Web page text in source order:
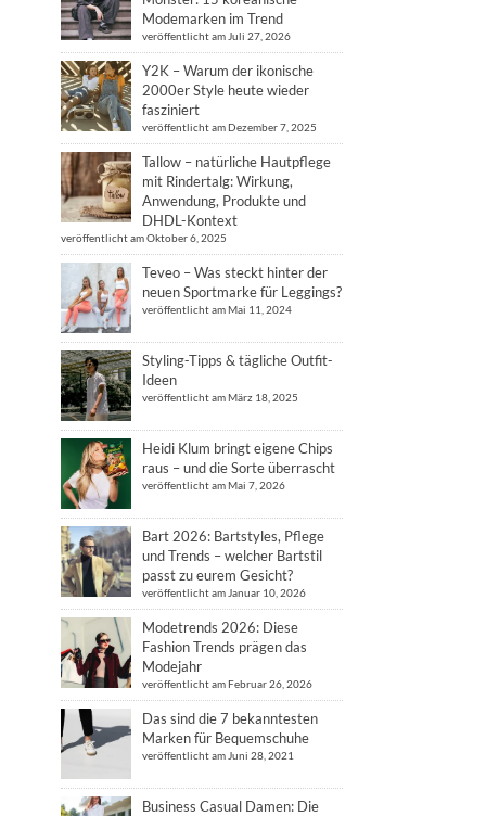
Modemarken im Trend
veröffentlicht am Juli 27, 2026
Y2K – Warum der ikonische
2000er Style heute wieder
fasziniert
veröffentlicht am Dezember 7, 2025
Tallow – natürliche Hautpflege
mit Rindertalg: Wirkung,
Anwendung, Produkte und
DHDL-Kontext
veröffentlicht am Oktober 6, 2025
Teveo – Was steckt hinter der
neuen Sportmarke für Leggings?
veröffentlicht am Mai 11, 2024
Styling-Tipps & tägliche Outfit-
Ideen
veröffentlicht am März 18, 2025
Heidi Klum bringt eigene Chips
raus – und die Sorte überrascht
veröffentlicht am Mai 7, 2026
Bart 2026: Bartstyles, Pflege
und Trends – welcher Bartstil
passt zu eurem Gesicht?
veröffentlicht am Januar 10, 2026
Modetrends 2026: Diese
Fashion Trends prägen das
Modejahr
veröffentlicht am Februar 26, 2026
Das sind die 7 bekanntesten
Marken für Bequemschuhe
veröffentlicht am Juni 28, 2021
Business Casual Damen: Die